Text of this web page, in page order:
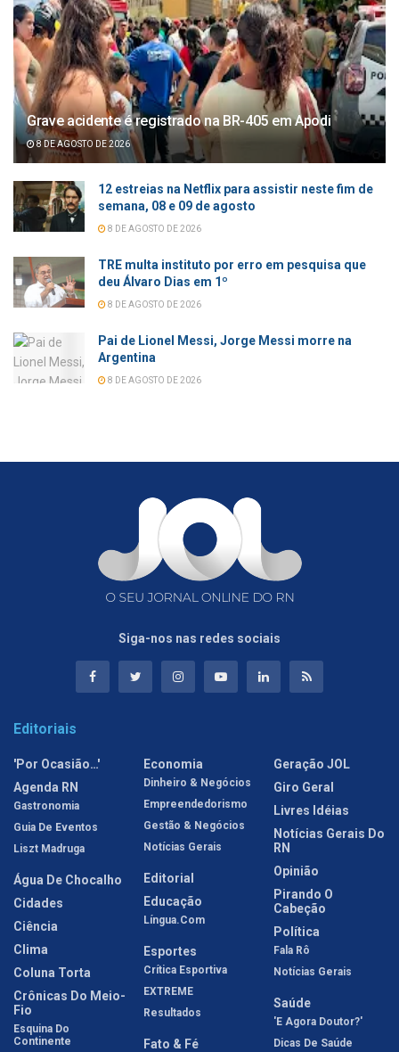
Grave acidente é registrado na BR-405 em Apodi
8 DE AGOSTO DE 2026
12 estreias na Netflix para assistir neste fim de
semana, 08 e 09 de agosto
8 DE AGOSTO DE 2026
TRE multa instituto por erro em pesquisa que
deu Álvaro Dias em 1º
8 DE AGOSTO DE 2026
Pai de Lionel Messi, Jorge Messi morre na
Argentina
8 DE AGOSTO DE 2026
Siga-nos nas redes sociais
Editoriais
'Por Ocasião…'
Agenda RN
Gastronomia
Guia De Eventos
Liszt Madruga
Água De Chocalho
Cidades
Ciência
Clima
Coluna Torta
Crônicas Do Meio-
Fio
Esquina Do
Continente
Economia
Dinheiro & Negócios
Empreendedorismo
Gestão & Negócios
Notícias Gerais
Editorial
Educação
Língua.com
Esportes
Crítica Esportiva
EXTREME
Resultados
Fato & Fé
Geração JOL
Giro Geral
Livres Idéias
Notícias Gerais Do
RN
Opinião
Pirando O
Cabeção
Política
Fala Rô
Notícias Gerais
Saúde
'E Agora Doutor?'
Dicas De Saúde